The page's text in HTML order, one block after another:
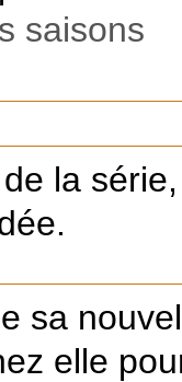
saisons
la
sa
elle